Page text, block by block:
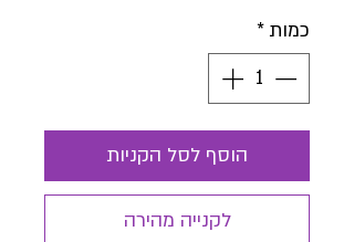
כמות*
הוסף לסל הקניות
לקנייה מהירה